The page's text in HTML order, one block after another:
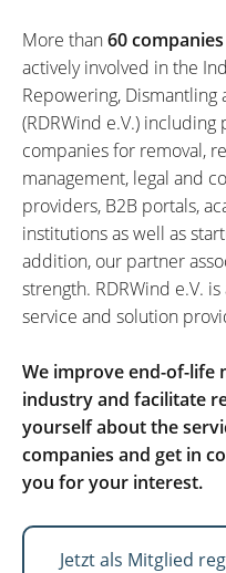
More than60
actively involved in the
Repowering, Dismantling
(RDRWind e.V.)
companies for removal,
management, legal and
providers, B2B portals,
institutions as well as
addition, our partner
strength. RDRWind e.V.
service and solution
We improve end-of-life
industry and facilitate
yourself about the
companies and get in
you for your interest.
Jetzt als Mitglied